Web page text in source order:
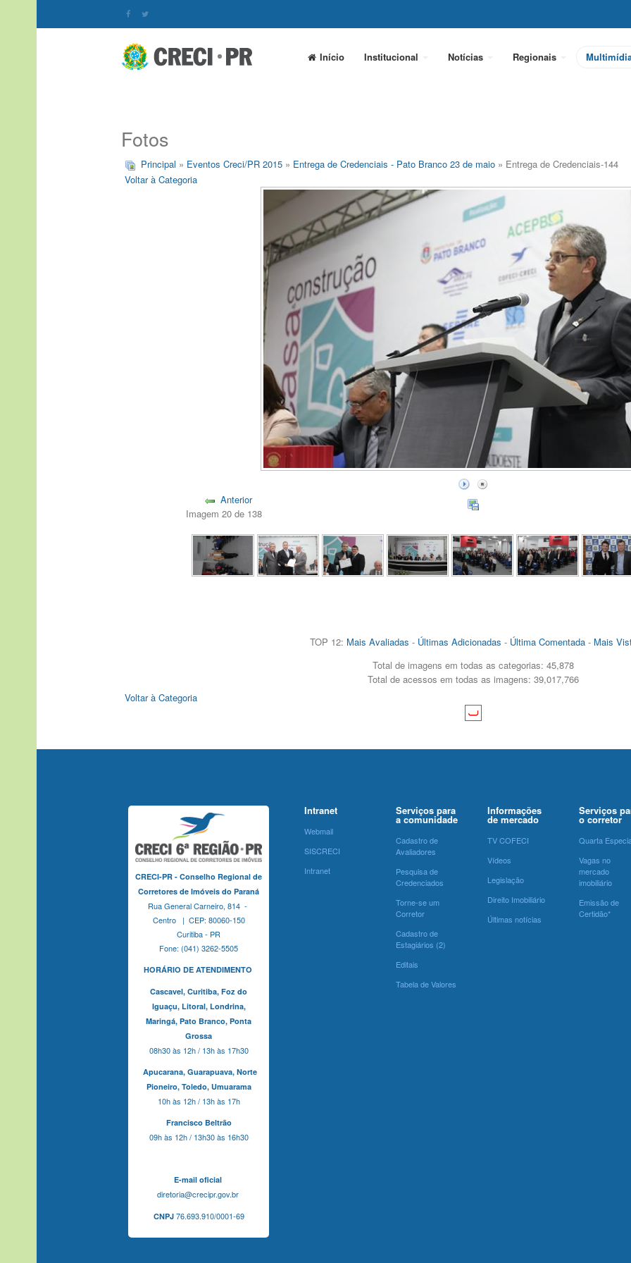
Início Institucional Notícias Regionais
Fotos
Principal » Eventos Creci/PR 2015 » Entrega de Credenciais - Pato Branco 23 de maio » Entrega de Credenciais-144
Voltar à Categoria
Anterior
Imagem 20 de 138
TOP 12: Mais Avaliadas - Últimas Adicionadas - Última Comentada- Mais
Total de imagens em todas as categorias: 45,878
Total de acessos em todas as imagens: 39,017,766
Voltar à Categoria
CRECI-PR - Conselho Regional de
Corretores de Imóveis do Paraná
Rua General Carneiro, 814 -
Centro | CEP: 80060-150
Curitiba - PR
Fone: (041) 3262-5505
HORÁRIO DE ATENDIMENTO
Cascavel, Curitiba, Foz do
Iguaçu, Litoral, Londrina,
Maringá, Pato Branco, Ponta
Grossa
08h30 às 12h / 13h às 17h30
Apucarana, Guarapuava, Norte
Pioneiro, Toledo, Umuarama
10h às 12h / 13h às 17h
Francisco Beltrão
09h às 12h / 13h30 às 16h30
E-mail oficial
diretoria@crecipr.gov.br
CNPJ76.693.910/0001-69
Intranet
Webmail
SISCRECI
Intranet
Serviços para
a comunidade
Cadastro de
Avaliadores
Pesquisa de
Credenciados
Torne-se um
Corretor
Cadastro de
Estagiários (2)
Editais
Tabela de Valores
Informações
de mercado
TV COFECI
Vídeos
Legislação
Direito Imobiliário
Últimas notícias
Serviços
o corretor
Quarta
Vagas no
mercado
imobiliário
Emissão de
Certidão*